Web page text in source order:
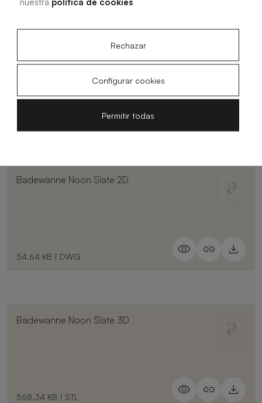
Badewanne Noon Slate 2D
54.64 KB | DWG
Badewanne Noon Slate 3D
568.34 KB | STL
Rechazar
Configurar cookies
Permitir todas